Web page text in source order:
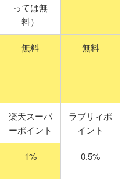
っては無
料）
無料 無料
楽天スーパ
ーポイント
ラブリィポ
イント
1% 0.5%